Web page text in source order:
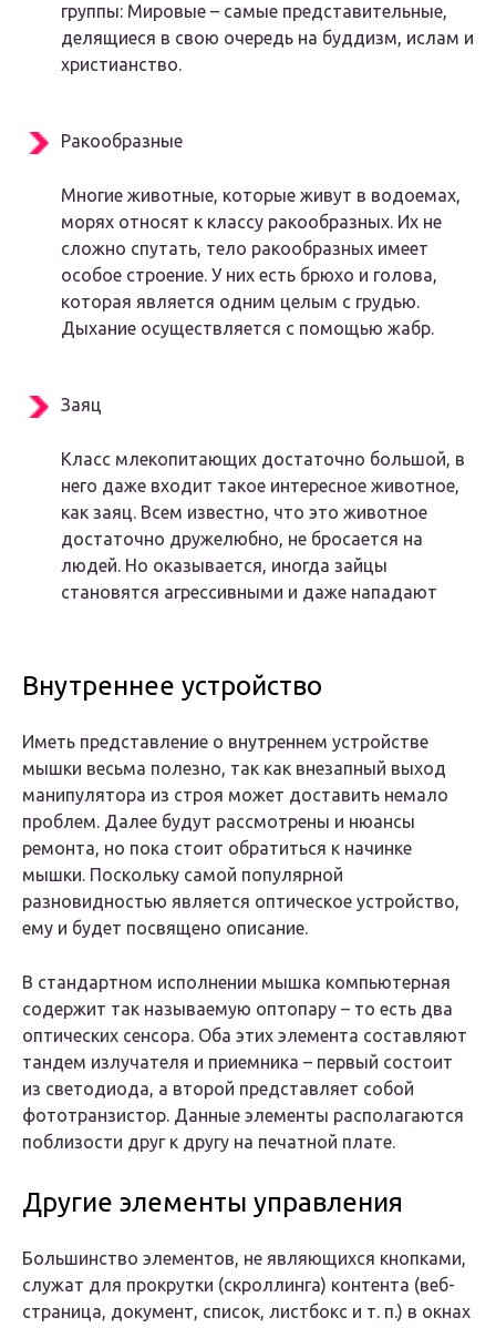
группы: Мировые – самые представительные,
делящиеся в свою очередь на буддизм, ислам и
христианство.
Ракообразные
Многие животные, которые живут в водоемах,
морях относят к классу ракообразных. Их не
сложно спутать, тело ракообразных имеет
особое строение. У них есть брюхо и голова,
которая является одним целым с грудью.
Дыхание осуществляется с помощью жабр.
Заяц
Класс млекопитающих достаточно большой, в
него даже входит такое интересное животное,
как заяц. Всем известно, что это животное
достаточно дружелюбно, не бросается на
людей. Но оказывается, иногда зайцы
становятся агрессивными и даже нападают
Внутреннее устройство
Иметь представление о внутреннем устройстве
мышки весьма полезно, так как внезапный выход
манипулятора из строя может доставить немало
проблем. Далее будут рассмотрены и нюансы
ремонта, но пока стоит обратиться к начинке
мышки. Поскольку самой популярной
разновидностью является оптическое устройство,
ему и будет посвящено описание.
В стандартном исполнении мышка компьютерная
содержит так называемую оптопару – то есть два
оптических сенсора. Оба этих элемента составляют
тандем излучателя и приемника – первый состоит
из светодиода, а второй представляет собой
фототранзистор. Данные элементы располагаются
поблизости друг к другу на печатной плате.
Другие элементы управления
Большинство элементов, не являющихся кнопками,
служат для прокрутки (скроллинга) контента (веб-
страница, документ, список, листбокс и т. п.) в окнах